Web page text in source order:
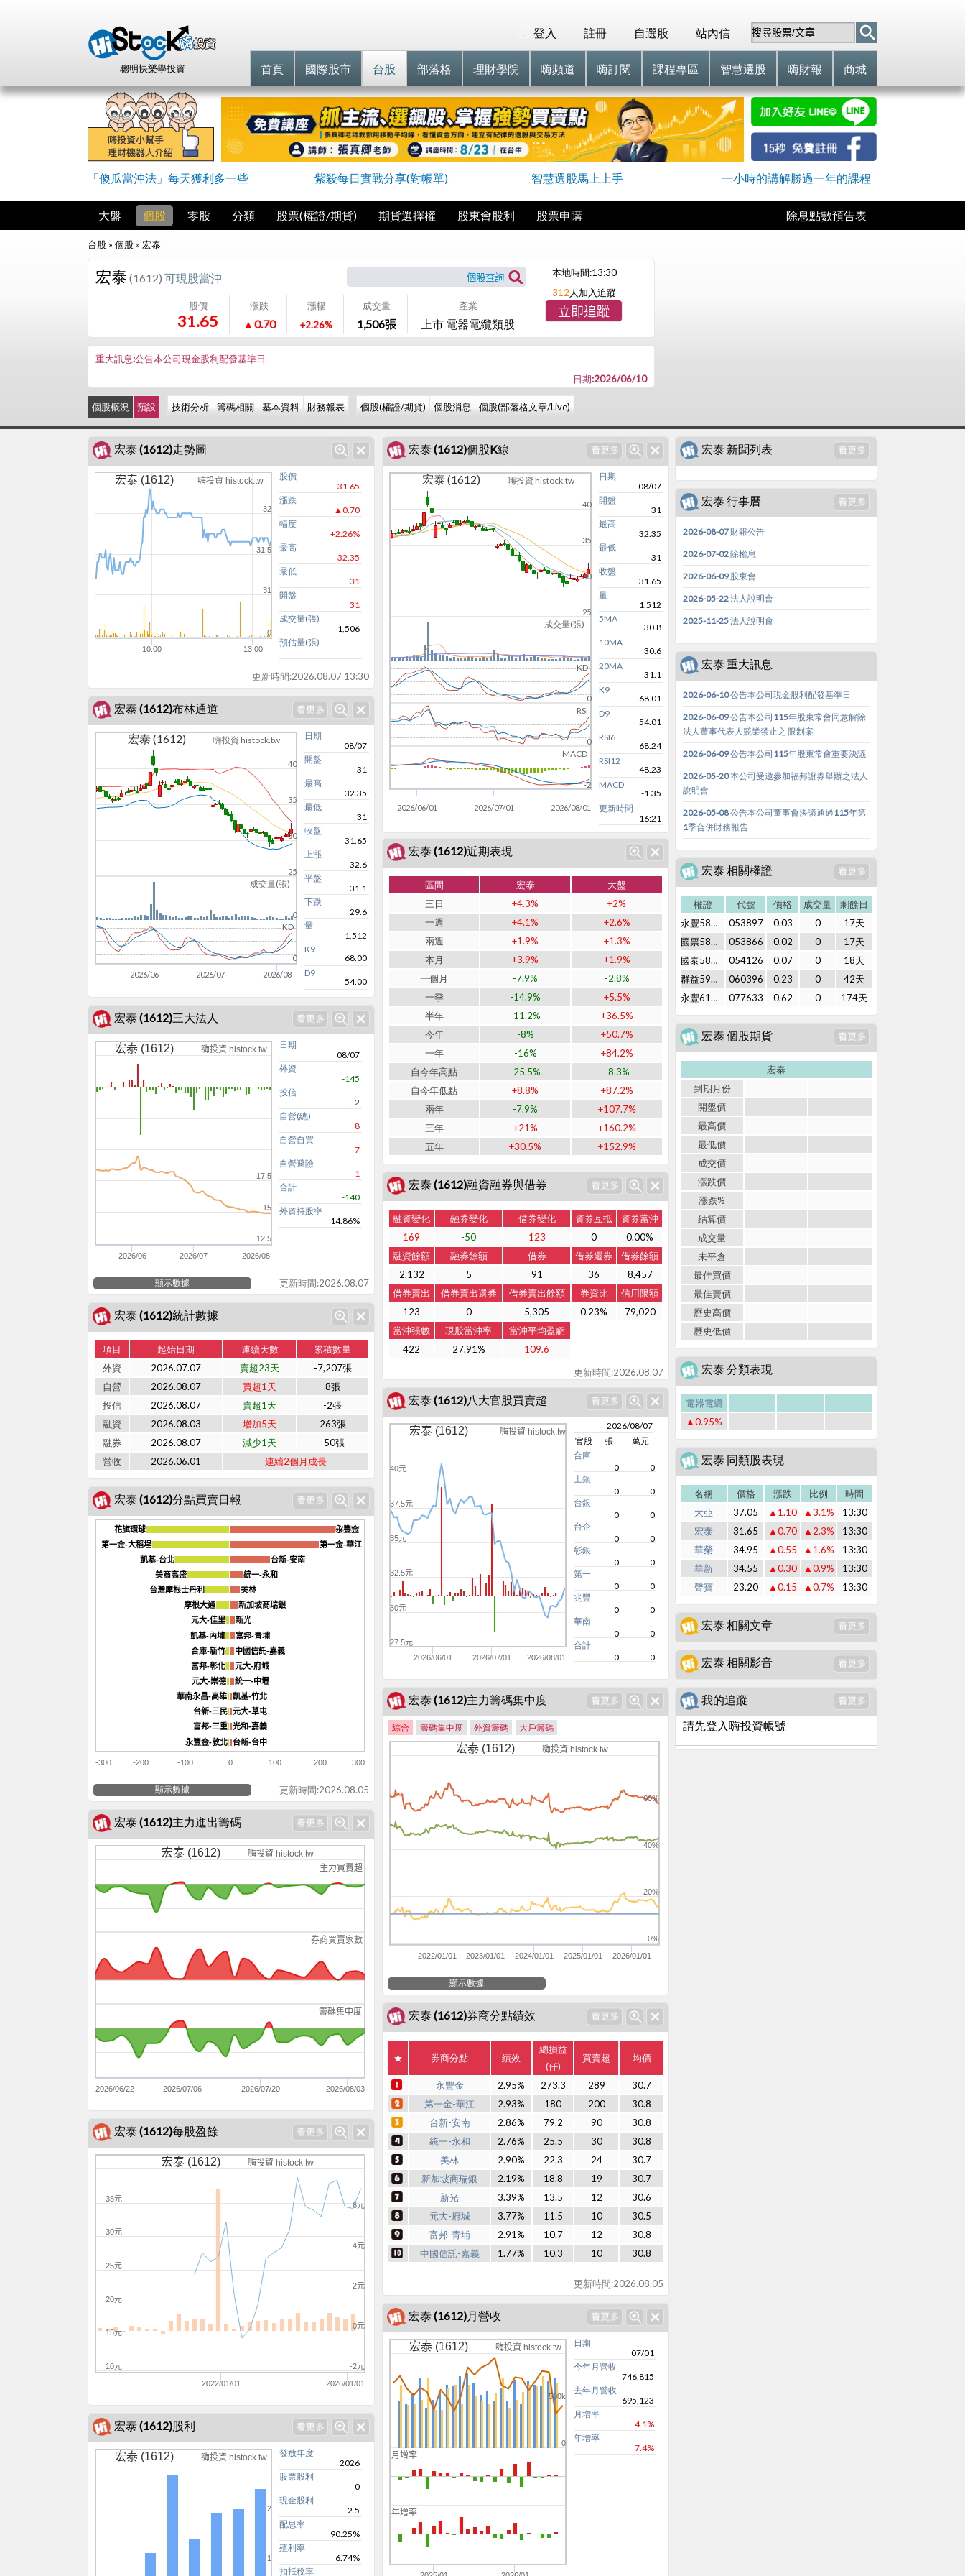
聰明快樂學投資
站內信
自選股
註冊
登入
首頁 國際股市 台股 部落格 理財學院 嗨頻道 嗨訂閱 課程專區 智慧選股 嗨財報 商城
「傻瓜當沖法」每天獲利多一些 紫殺每日實戰分享(對帳單) 智慧選股馬上上手 一小時的講解勝過一年的課程
大盤 個股 零股 分類 股票(權證/期貨) 期貨選擇權 股東會股利 股票申購 除息點數預告表
台股 » 個股 » 宏泰
宏泰 (1612) 可現股當沖
股價
31.65
漲跌
▲0.70
漲幅
+2.26%
成交量
1,506張
產業
上市 電器電纜類股
本地時間:13:30
312 人加入追蹤
立即追蹤
重大訊息:公告本公司現金股利配發基準日
日期:2026/06/10
個股概況 預設 技術分析 籌碼相關 基本資料 財務報表 個股(權證/期貨) 個股消息 個股(部落格文章/Live)
宏泰 (1612)走勢圖
宏泰 (1612) 嗨投資 histock.tw
10:00 13:00
31
31.5
32
0
股價
31.65
漲跌
▲0.70
幅度
+2.26%
最高
32.35
最低
31
開盤
31
成交量(張)
1,506
預估量(張)
-
更新時間:2026.08.07 13:30
宏泰 (1612)個股K線
成交量(張)
KD
RSI
MACD
宏泰 (1612) 嗨投資 histock.tw
2026/06/01 2026/07/01 2026/08/01
25
30
35
40
0
0
-2
日期
08/07
開盤
31
最高
32.35
最低
31
收盤
31.65
量
1,512
5MA
30.8
10MA
30.6
20MA
31.1
K9
68.01
D9
54.01
RSI6
68.24
RSI12
48.23
MACD
-1.35
更新時間
16:21
宏泰 (1612)布林通道
成交量(張)
KD
宏泰 (1612) 嗨投資 histock.tw
2026/06 2026/07 2026/08
25
30
35
40
0
0
日期
08/07
開盤
31
最高
32.35
最低
31
收盤
31.65
上漲
32.6
平盤
31.1
下跌
29.6
量
1,512
K9
68.00
D9
54.00
宏泰 (1612)近期表現
區間 宏泰
大盤
三日
+4.3%
+2%
一週
+4.1%
+2.6%
兩週
+1.9%
+1.3%
本月
+3.9%
+1.9%
一個月
-7.9%
-2.8%
一季
-14.9%
+5.5%
半年
-11.2%
+36.5%
今年
-8%
+50.7%
一年
-16%
+84.2%
自今年高點
-25.5%
-8.3%
自今年低點
+8.8%
+87.2%
兩年
-7.9%
+107.7%
三年
+21%
+160.2%
五年
+30.5% +152.9%
宏泰 (1612)三大法人
宏泰 (1612) 嗨投資 histock.tw
2026/06 2026/07 2026/08
12.5
15
17.5
日期
08/07
外資
-145
投信
-2
自營(總)
8
自營自買
7
自營避險
1
合計
-140
外資持股率
14.86%
顯示數據 更新時間:2026.08.07
宏泰 (1612)融資融券與借券
融資變化 融券變化 借券變化 資券互抵
資券當沖
169
-50 123 0
0.00%
融資餘額
融券餘額 借券 借券還券
借券餘額
2,132
5 91 36
8,457
借券賣出
借券賣出還券 借券賣出餘額 券資比
信用限額
123
0 5,305 0.23%
79,020
當沖張數
現股當沖率
當沖平均盈虧
422
27.91%
109.6
更新時間:2026.08.07
宏泰 (1612)統計數據
項目 起始日期 連續天數
累積數量
外資
2026.07.07 賣超23天
-7,207張
自營
2026.08.07 買超1天
8張
投信
2026.08.07 賣超1天
-2張
融資
2026.08.03 增加5天
263張
融券
2026.08.07 減少1天
-50張
營收
2026.06.01 連續2個月成長
宏泰 (1612)八大官股買賣超
宏泰 (1612) 嗨投資 histock.tw
2026/06/01 2026/07/01 2026/08/01
27.5元
30元
32.5元
35元
37.5元
40元
2026/08/07
官股
張
萬元
合庫
0
0
土銀
0
0
台銀
0
0
台企
0
0
彰銀
0
0
第一
0
0
兆豐
0
0
華南
0
0
合計
0
0
宏泰 (1612)分點買賣日報
永豐金
永豐金
第一金-華江
第一金-華江
台新-安南
台新-安南
統一-永和
統一-永和
美林
美林
新加坡商瑞銀
新加坡商瑞銀
新光
新光
富邦-青埔
富邦-青埔
中國信託-嘉義
中國信託-嘉義
元大-府城
元大-府城
統一-中壢
統一-中壢
凱基-竹北
凱基-竹北
元大-草屯
元大-草屯
光和-嘉義
光和-嘉義
台新-台中
台新-台中
花旗環球
花旗環球
第一金-大稻埕
第一金-大稻埕
凱基-台北
凱基-台北
美商高盛
美商高盛
台灣摩根士丹利
台灣摩根士丹利
摩根大通
摩根大通
元大-佳里
元大-佳里
凱基-內埔
凱基-內埔
合庫-新竹
合庫-新竹
富邦-彰化
富邦-彰化
元大-崇德
元大-崇德
華南永昌-高雄
華南永昌-高雄
台新-三民
台新-三民
富邦-三重
富邦-三重
永豐金-敦北
永豐金-敦北
-300 -200 -100 0 100 200 300
顯示數據 更新時間:2026.08.05
宏泰 (1612)主力籌碼集中度
綜合 籌碼集中度 外資籌碼 大戶籌碼
宏泰 (1612) 嗨投資 histock.tw
2022/01/01 2023/01/01 2024/01/01 2025/01/01 2026/01/01
0%
20%
40%
60%
顯示數據
宏泰 (1612)主力進出籌碼
主力買賣超
券商買賣家數
籌碼集中度
宏泰 (1612) 嗨投資 histock.tw
2026/06/22 2026/07/06 2026/07/20 2026/08/03
宏泰 (1612)券商分點績效
★ 券商分點 績效
總損益
(仟)
買賣超 均價
永豐金 2.95% 273.3 289
30.7
第一金-華江
2.93% 180 200
30.8
台新-安南
2.86% 79.2 90
30.8
統一-永和
2.76% 25.5 30
30.8
美林
2.90% 22.3 24
30.7
新加坡商瑞銀
2.19% 18.8 19
30.7
新光
3.39% 13.5 12
30.6
元大-府城
3.77% 11.5 10
30.5
富邦-青埔
2.91% 10.7 12
30.8
中國信託-嘉義
1.77% 10.3 10 30.8
更新時間:2026.08.05
宏泰 (1612)每股盈餘
宏泰 (1612) 嗨投資 histock.tw
2022/01/01 2026/01/01
-2元
0元
2元
4元
6元
10元
15元
20元
25元
30元
35元
宏泰 (1612)月營收
月增率
年增率
宏泰 (1612) 嗨投資 histock.tw
0
500k
日期
07/01
今年月營收
746,815
去年月營收
695,123
月增率
4.1%
年增率
7.4%
宏泰 (1612)股利
宏泰 (1612) 嗨投資 histock.tw
1
2
發放年度
2026
股票股利
0
現金股利
2.5
配息率
90.25%
殖利率
6.74%
扣抵稅率
宏泰 新聞列表
宏泰 行事曆
2026-08-07 財報公告
2026-07-02 除權息
2026-06-09 股東會
2026-05-22 法人說明會
2025-11-25 法人說明會
宏泰 重大訊息
2026-06-10 公告本公司現金股利配發基準日
2026-06-09 公告本公司115年股東常會同意解除
法人董事代表人競業禁止之 限制案
2026-06-09 公告本公司115年股東常會重要決議
2026-05-20 本公司受邀參加福邦證券舉辦之法人
說明會
2026-05-08 公告本公司董事會決議通過115年第
1季合併財務報告
宏泰 相關權證
權證 代號 價格 成交量
剩餘日
永豐58購01
053897 0.03 0
17天
國票58購01
053866 0.02 0
17天
國泰58購01
054126 0.07 0
18天
群益59購01
060396 0.23 0
42天
永豐61購01
077633 0.62 0 174天
宏泰 個股期貨
宏泰
到期月份
開盤價
最高價
最低價
成交價
漲跌價
漲跌%
結算價
成交量
未平倉
最佳買價
最佳賣價
歷史高價
歷史低價
宏泰 分類表現
電器電纜
▲0.95%
宏泰 同類股表現
名稱 價格 漲跌 比例
時間
大亞
37.05 ▲1.10 ▲3.1%
13:30
宏泰
31.65 ▲0.70 ▲2.3%
13:30
華榮
34.95 ▲0.55 ▲1.6%
13:30
華新
34.55 ▲0.30 ▲0.9%
13:30
聲寶
23.20 ▲0.15 ▲0.7% 13:30
宏泰 相關文章
宏泰 相關影音
我的追蹤
請先登入嗨投資帳號